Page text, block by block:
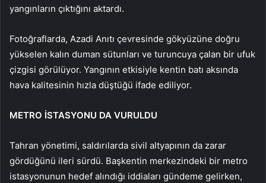
yangınların çıktığını aktardı.
Fotoğraflarda, Azadi Anıtı çevresinde gökyüzüne doğru
yükselen kalın duman sütunları ve turuncuya çalan bir ufuk
çizgisi görülüyor. Yangının etkisiyle kentin batı aksında
hava kalitesinin hızla düştüğü ifade ediliyor.
METRO İSTASYONU DA VURULDU
Tahran yönetimi, saldırılarda sivil altyapının da zarar
gördüğünü ileri sürdü. Başkentin merkezindeki bir metro
istasyonunun hedef alındığı iddiaları gündeme gelirken,